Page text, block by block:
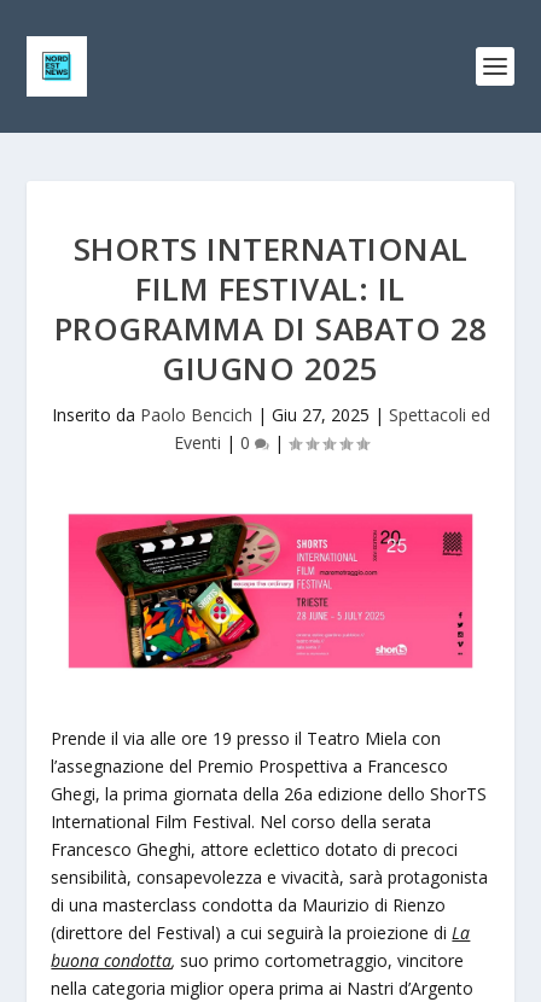
SHORTS INTERNATIONAL
FILM FESTIVAL: IL
PROGRAMMA DI SABATO 28
GIUGNO 2025
Inserito da Paolo Bencich | Giu 27, 2025 | Spettacoli ed
Eventi | 0 |
Prende il via alle ore 19 presso il Teatro Miela con
l’assegnazione del Premio Prospettiva a Francesco
Ghegi, la prima giornata della 26a edizione dello ShorTS
International Film Festival. Nel corso della serata
Francesco Gheghi, attore eclettico dotato di precoci
sensibilità, consapevolezza e vivacità, sarà protagonista
di una masterclass condotta da Maurizio di Rienzo
(direttore del Festival) a cui seguirà la proiezione di La
buona condotta, suo primo cortometraggio, vincitore
nella categoria miglior opera prima ai Nastri d’Argento